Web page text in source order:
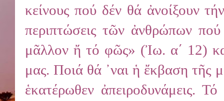
κείνους πού δέν θά ἀνοίξουν
περιπτώσεις τῶν ἀνθρώπων
μᾶλλον ἤ τό φῶς» (Ἰω. α΄ 12)
μας. Ποιά θά ᾽ναι ἡ ἔκβαση τῆς
ἑκατέρωθεν ἀπειροδυνάμεις.